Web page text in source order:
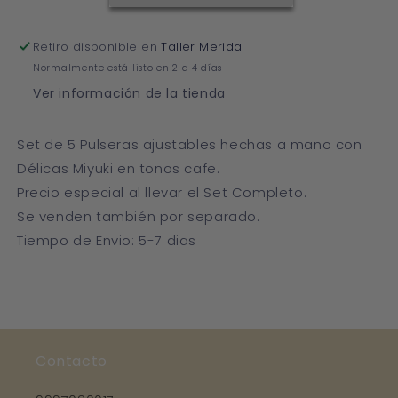
Retiro disponible enTaller Merida
Normalmente está listo en 2 a 4 días
Ver información de la tienda
Set de 5 Pulseras ajustables hechas a mano con
Délicas Miyuki en tonos cafe.
Precio especial al llevar el Set Completo.
Se venden también por separado.
Tiempo de Envio: 5-7 dias
Contacto